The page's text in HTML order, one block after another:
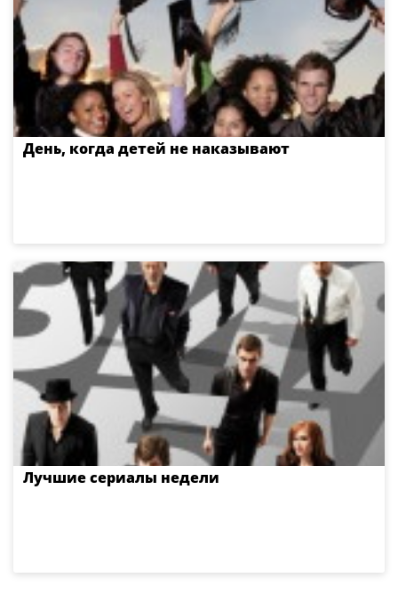
День, когда детей не наказывают
Лучшие сериалы недели